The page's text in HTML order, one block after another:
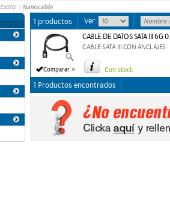
Esata » Nanocable
1 productos Ver:
Comparar »
CABLE DE DATOS SATA III 6G
CABLE SATA III CON ANCLAJES
Con stock
1 Productos encontrados